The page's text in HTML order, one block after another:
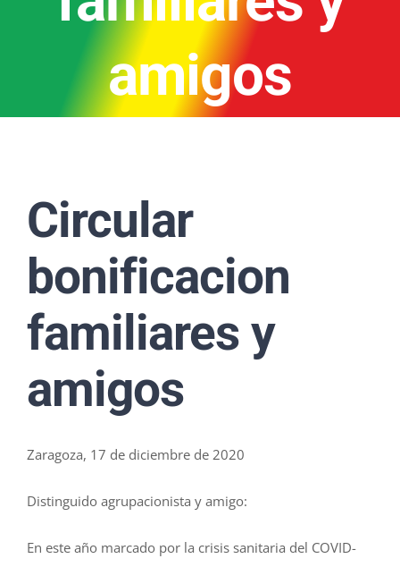
amigos
Circular
bonificacion
familiares y
amigos
Zaragoza, 17 de diciembre de 2020
Distinguido agrupacionista y amigo:
En este año marcado por la crisis sanitaria del COVID-